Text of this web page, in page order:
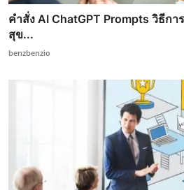
คำสั่ง AI ChatGPT Prompts วิธีกา
สุข...
benzbenzio